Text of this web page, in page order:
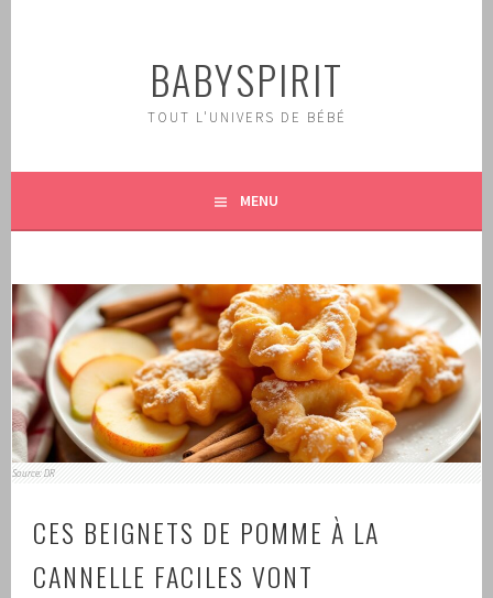
BABYSPIRIT
TOUT L'UNIVERS DE BÉBÉ
MENU
Source: DR
CES BEIGNETS DE POMME À LA
CANNELLE FACILES VONT